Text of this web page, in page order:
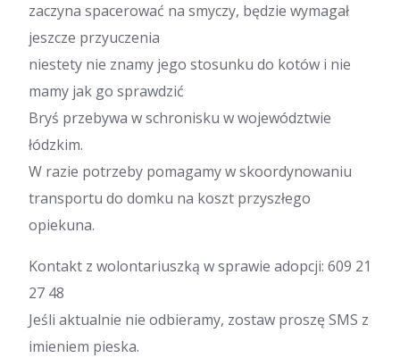
zaczyna spacerować na smyczy, będzie wymagał
jeszcze przyuczenia
niestety nie znamy jego stosunku do kotów i nie
mamy jak go sprawdzić
Bryś przebywa w schronisku w województwie
łódzkim.
W razie potrzeby pomagamy w skoordynowaniu
transportu do domku na koszt przyszłego
opiekuna.
Kontakt z wolontariuszką w sprawie adopcji: 609 21
27 48
Jeśli aktualnie nie odbieramy, zostaw proszę SMS z
imieniem pieska.